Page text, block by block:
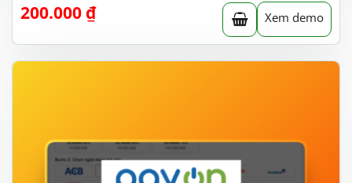
200.000 ₫ Xem demo